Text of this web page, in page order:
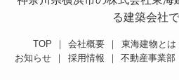
る建築会社で
TOP ｜ 会社概要 ｜ 東海建物とは
お知らせ
｜ 採用情報 ｜ 不動産事業部